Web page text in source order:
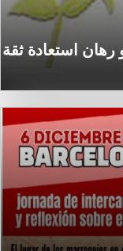
رهان استعادة ثقة